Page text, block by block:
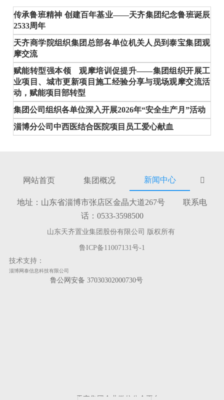
传承鲁班精神 创建百年基业——天齐集团纪念鲁班诞辰
2533周年
天齐商学院组织集团总部各单位机关人员到泰宝集团观
摩交流
赋能转型强本领 观摩培训促提升——集团组织开展工
业项目、城市更新项目施工经验分享与现场观摩交流活
动，赋能项目部转型
集团公司组织各单位深入开展2026年“安全生产月”活动
淄博分公司中西医结合医院项目员工爱心献血
网站首页 集团概况 新闻中心 
地址：山东省淄博市张店区金晶大道267号 联系电
话：0533-3598500
山东天齐置业集团股份有限公司 版权所有
鲁ICP备11007131号-1
技术支持：
淄博网泰信息科技有限公司
鲁公网安备 37030302000730号